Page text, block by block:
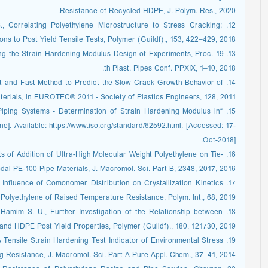
Resistance of Recycled HDPE, J. Polym. Res., 2020.
Correlating Polyethylene Microstructure to Stress Cracking;
to Post Yield Tensile Tests, Polymer (Guildf)., 153, 422–429, 2018.
the Strain Hardening Modulus Design of Experiments, Proc. 19
th Plast. Pipes Conf. PPXIX, 1–10, 2018.
and Fast Method to Predict the Slow Crack Growth Behavior of
in EUROTEC® 2011 - Society of Plastics Engineers, 128, 2011.
Piping Systems - Determination of Strain Hardening Modulus in
Available: https://www.iso.org/standard/62592.html. [Accessed: 17-
Oct-2018].
of Addition of Ultra-High Molecular Weight Polyethylene on Tie-
PE-100 Pipe Materials, J. Macromol. Sci. Part B, 2348, 2017, 2016.
Influence of Comonomer Distribution on Crystallization Kinetics
of Raised Temperature Resistance, Polym. Int., 68, 2019.
S. U., Further Investigation of the Relationship between
HDPE Post Yield Properties, Polymer (Guildf)., 180, 121730, 2019.
Tensile Strain Hardening Test Indicator of Environmental Stress
Resistance, J. Macromol. Sci. Part A Pure Appl. Chem., 37–41, 2014.